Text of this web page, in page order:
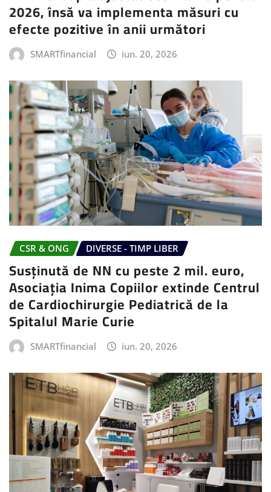
2026, însă va implementa măsuri cu
efecte pozitive în anii următori
SMARTfinancial iun. 20, 2026
CSR & ONG DIVERSE - TIMP LIBER
Susținută de NN cu peste 2 mil. euro,
Asociația Inima Copiilor extinde Centrul
de Cardiochirurgie Pediatrică de la
Spitalul Marie Curie
SMARTfinancial iun. 20, 2026